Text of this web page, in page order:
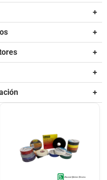
+
+
+
+
+